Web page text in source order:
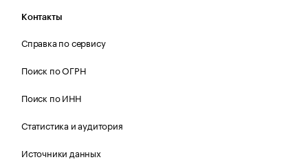
Контакты
Справка по сервису
Поиск по ОГРН
Поиск по ИНН
Статистика и аудитория
Источники данных